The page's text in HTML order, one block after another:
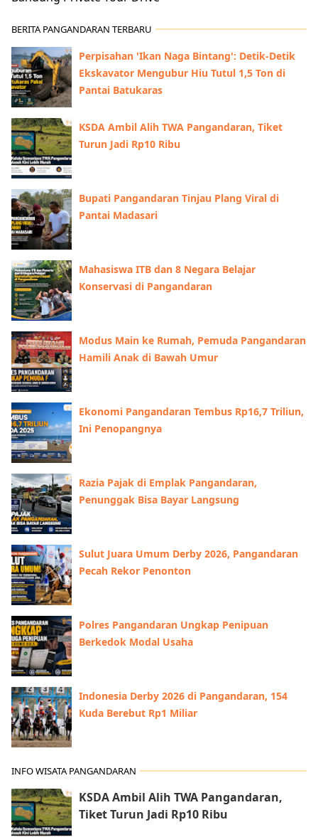
BERITA PANGANDARAN TERBARU
Perpisahan 'Ikan Naga Bintang': Detik-Detik
Ekskavator Mengubur Hiu Tutul 1,5 Ton di
Pantai Batukaras
KSDA Ambil Alih TWA Pangandaran, Tiket
Turun Jadi Rp10 Ribu
Bupati Pangandaran Tinjau Plang Viral di
Pantai Madasari
Mahasiswa ITB dan 8 Negara Belajar
Konservasi di Pangandaran
Modus Main ke Rumah, Pemuda Pangandaran
Hamili Anak di Bawah Umur
Ekonomi Pangandaran Tembus Rp16,7 Triliun,
Ini Penopangnya
Razia Pajak di Emplak Pangandaran,
Penunggak Bisa Bayar Langsung
Sulut Juara Umum Derby 2026, Pangandaran
Pecah Rekor Penonton
Polres Pangandaran Ungkap Penipuan
Berkedok Modal Usaha
Indonesia Derby 2026 di Pangandaran, 154
Kuda Berebut Rp1 Miliar
INFO WISATA PANGANDARAN
KSDA Ambil Alih TWA Pangandaran,
Tiket Turun Jadi Rp10 Ribu